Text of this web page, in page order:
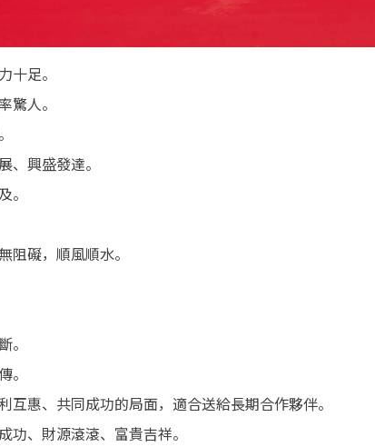
十足。
驚人。
、興盛發達。
。
阻礙，順風順水。
。
。
互惠、共同成功的局面，適合送給長期合作夥伴。
功、財源滾滾、富貴吉祥。